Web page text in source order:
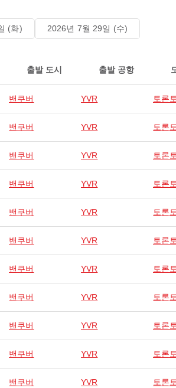
(화) 2026년 7월 29일 (수)
출발 도시 출발 공항
밴쿠버 YVR 토론
밴쿠버 YVR 토론
밴쿠버 YVR 토론
밴쿠버 YVR 토론
밴쿠버 YVR 토론
밴쿠버 YVR 토론
밴쿠버 YVR 토론
밴쿠버 YVR 토론
밴쿠버 YVR 토론
밴쿠버 YVR 토론
밴쿠버 YVR 토론